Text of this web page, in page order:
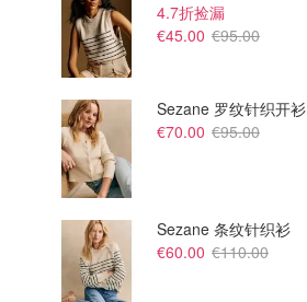
4.7折捡漏
€45.00 €95.00
Sezane 罗纹针织开衫
€70.00 €95.00
Sezane 条纹针织衫
€60.00 €110.00